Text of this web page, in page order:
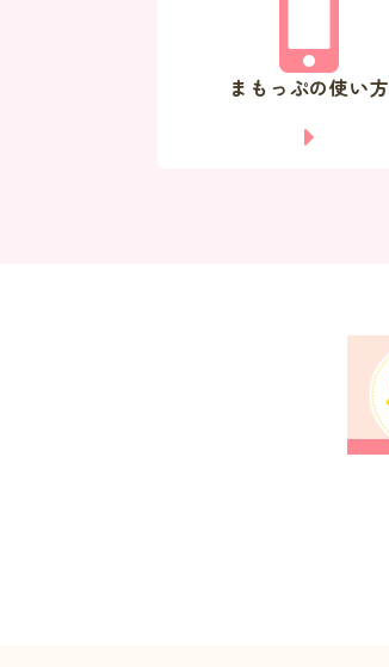
まもっぷの使い方